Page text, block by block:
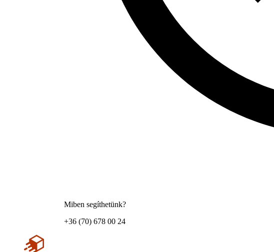
Miben segíthetünk?
+36 (70) 678 00 24